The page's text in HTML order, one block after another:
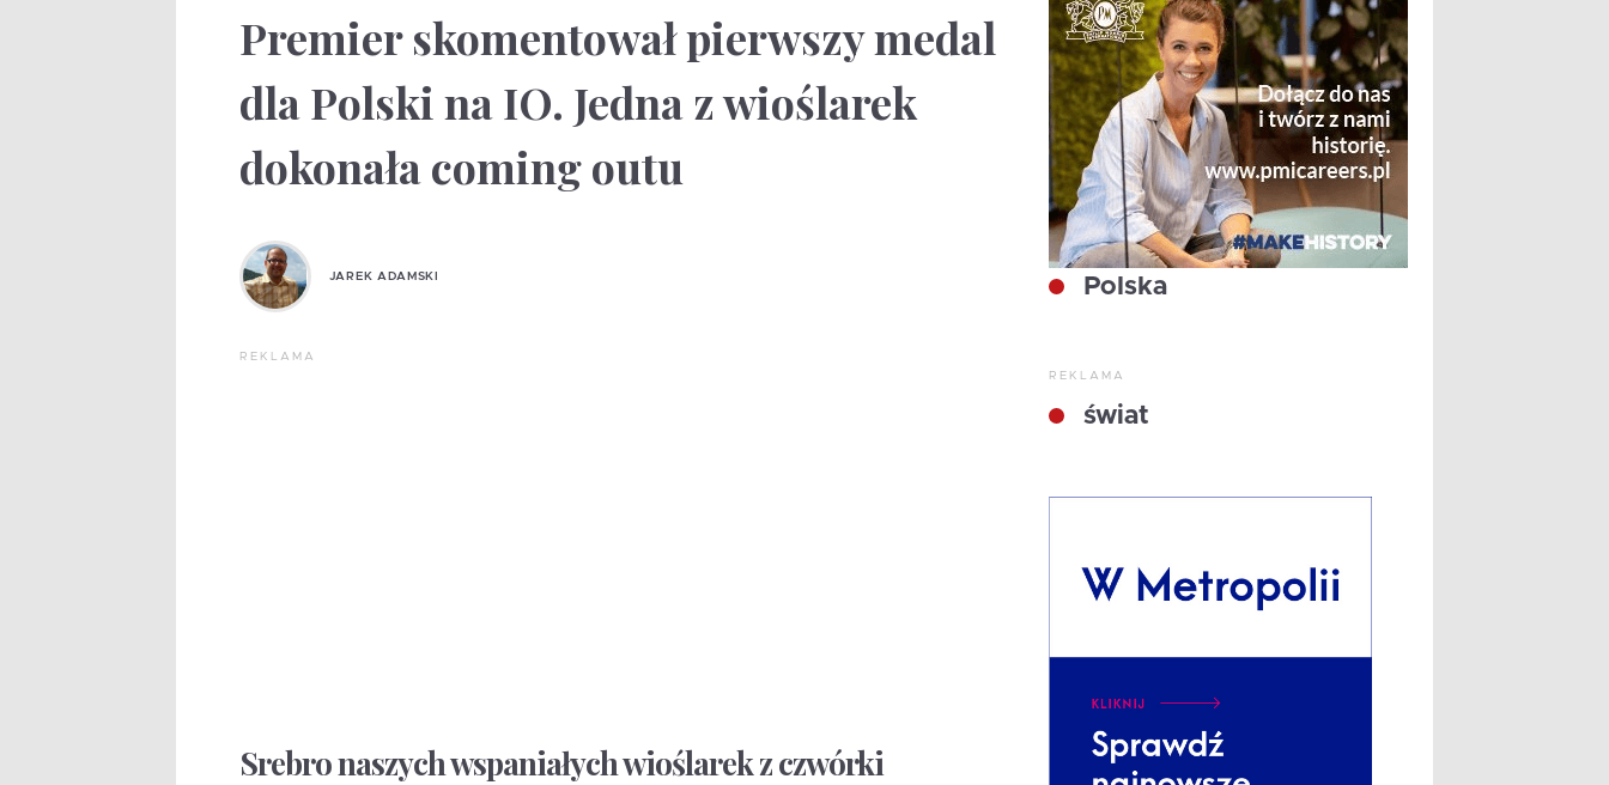
Premier skomentował pierwszy medal
dla Polski na IO. Jedna z wioślarek
dokonała coming outu
JAREK ADAMSKI
REKLAMA
Srebro naszych wspaniałych wioślarek z czwórki
Polska
REKLAMA
świat